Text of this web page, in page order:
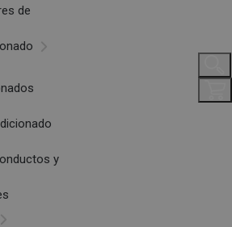
de
y